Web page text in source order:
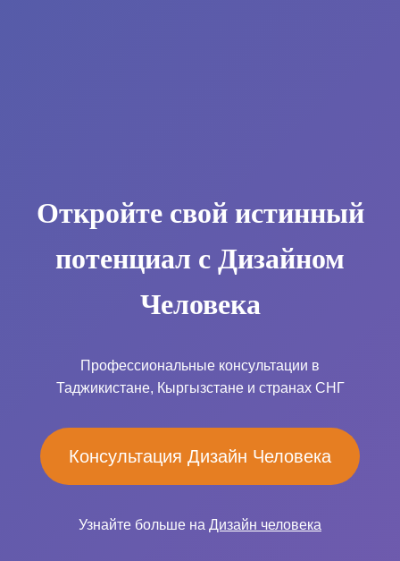
Откройте свой истинный
потенциал с Дизайном
Человека
Профессиональные консультации в
Таджикистане, Кыргызстане и странах СНГ
Консультация Дизайн Человека
Узнайте больше на Дизайн человека